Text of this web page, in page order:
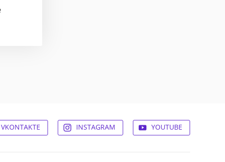
VKONTAKTE INSTAGRAM YOUTUBE